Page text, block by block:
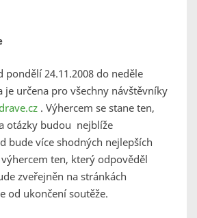
pondělí 24.11.2008 do neděle
je určena pro všechny návštěvníky
. Výhercem se stane ten,
otázky budou nejblíže
bude více shodných nejlepších
ten, který odpověděl
zveřejněn na stránkách
od ukončení soutěže.